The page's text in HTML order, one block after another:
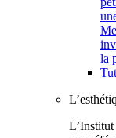
la
L’Institut